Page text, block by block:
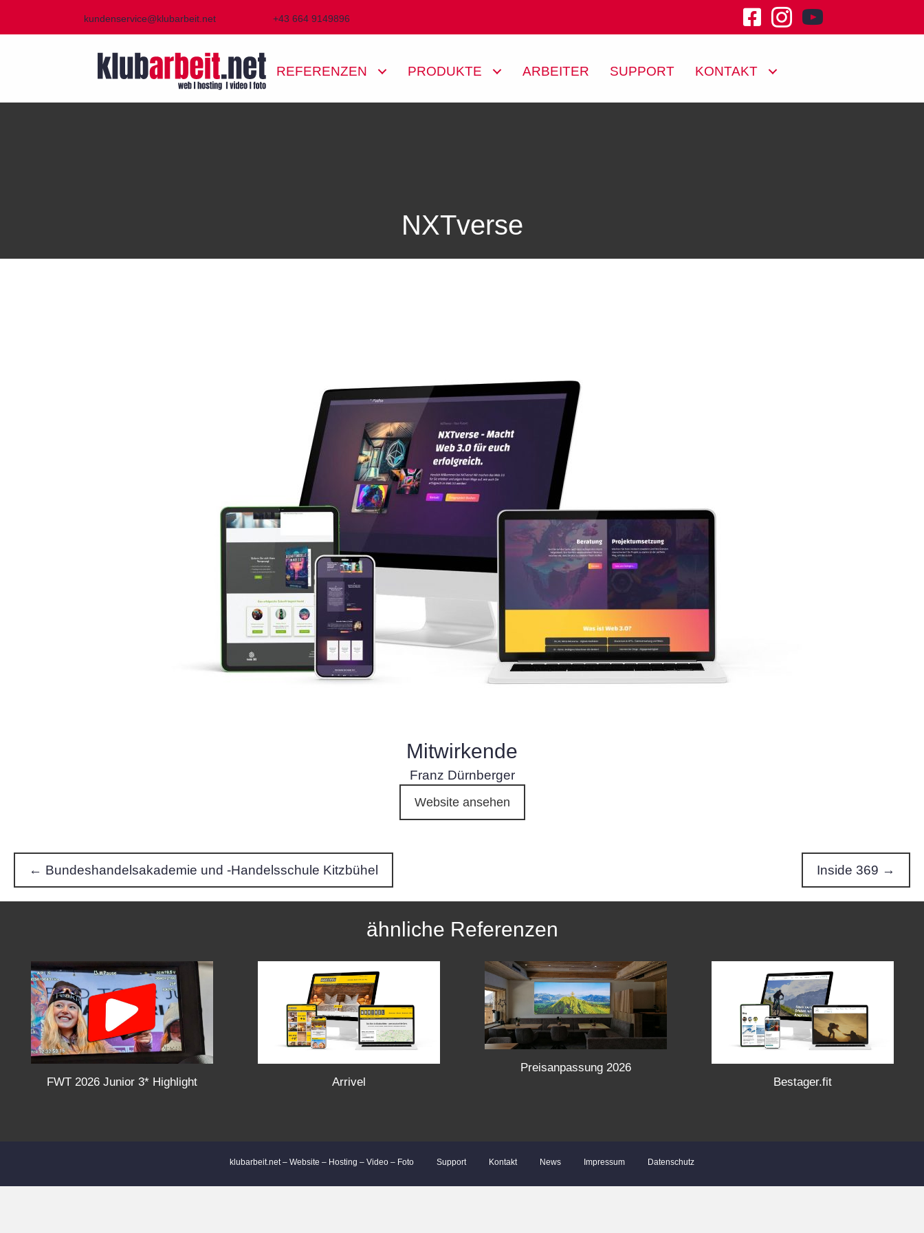
kundenservice@klubarbeit.net +43 664 9149896 youtube channel
REFERENZEN PRODUKTE ARBEITER SUPPORT KONTAKT
NXTverse
Mitwirkende
Franz Dürnberger
Website ansehen
P
g
← Bundeshandelsakademie und -Handelsschule Kitzbühel Inside 369 →
ähnliche Referenzen
FWT 2026 Junior 3* Highlight Arrivel
Preisanpassung 2026
Bestager.fit
klubarbeit.net – Website – Hosting – Video – Foto Support Kontakt News Impressum Datenschutz